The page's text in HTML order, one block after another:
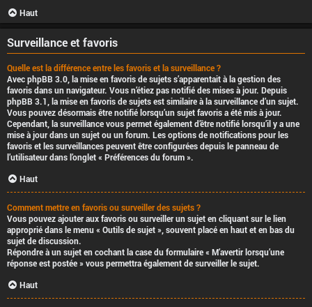
Haut
Surveillance et favoris
Quelle est la différence entre les favoris et la surveillance ?
Avec phpBB 3.0, la mise en favoris de sujets s’apparentait à la gestion des
favoris dans un navigateur. Vous n’étiez pas notifié des mises à jour. Depuis
phpBB 3.1, la mise en favoris de sujets est similaire à la surveillance d’un sujet.
Vous pouvez désormais être notifié lorsqu’un sujet favoris a été mis à jour.
Cependant, la surveillance vous permet également d’être notifié lorsqu’il y a une
mise à jour dans un sujet ou un forum. Les options de notifications pour les
favoris et les surveillances peuvent être configurées depuis le panneau de
l’utilisateur dans l’onglet « Préférences du forum ».
Haut
Comment mettre en favoris ou surveiller des sujets ?
Vous pouvez ajouter aux favoris ou surveiller un sujet en cliquant sur le lien
approprié dans le menu « Outils de sujet », souvent placé en haut et en bas du
sujet de discussion.
Répondre à un sujet en cochant la case du formulaire « M’avertir lorsqu’une
réponse est postée » vous permettra également de surveiller le sujet.
Haut